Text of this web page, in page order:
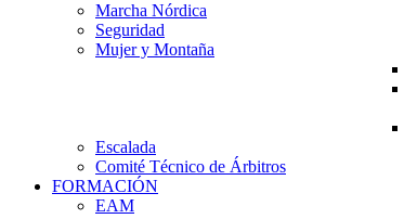
Marcha Nórdica
Seguridad
Mujer y Montaña
Escalada
Comité Técnico de Árbitros
FORMACIÓN
EAM